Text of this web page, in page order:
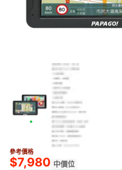
參考價格
$7,980 中價位